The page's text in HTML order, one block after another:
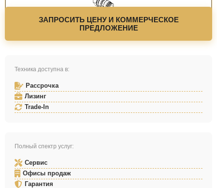
ЗАПРОСИТЬ ЦЕНУ И КОММЕРЧЕСКОЕ
ПРЕДЛОЖЕНИЕ
Техника доступна в:
Рассрочка
Лизинг
Trade-In
Полный спектр услуг:
Сервис
Офисы продаж
Гарантия